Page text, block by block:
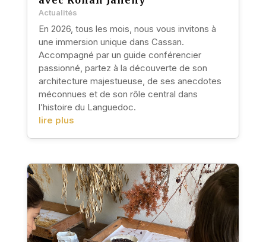
Actualités
En 2026, tous les mois, nous vous invitons à
une immersion unique dans Cassan.
Accompagné par un guide conférencier
passionné, partez à la découverte de son
architecture majestueuse, de ses anecdotes
méconnues et de son rôle central dans
l’histoire du Languedoc.
lire plus